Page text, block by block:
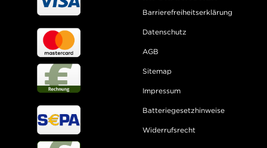
Barrierefreiheitserklärung
Datenschutz
AGB
Sitemap
Impressum
Batteriegesetzhinweise
Widerrufsrecht